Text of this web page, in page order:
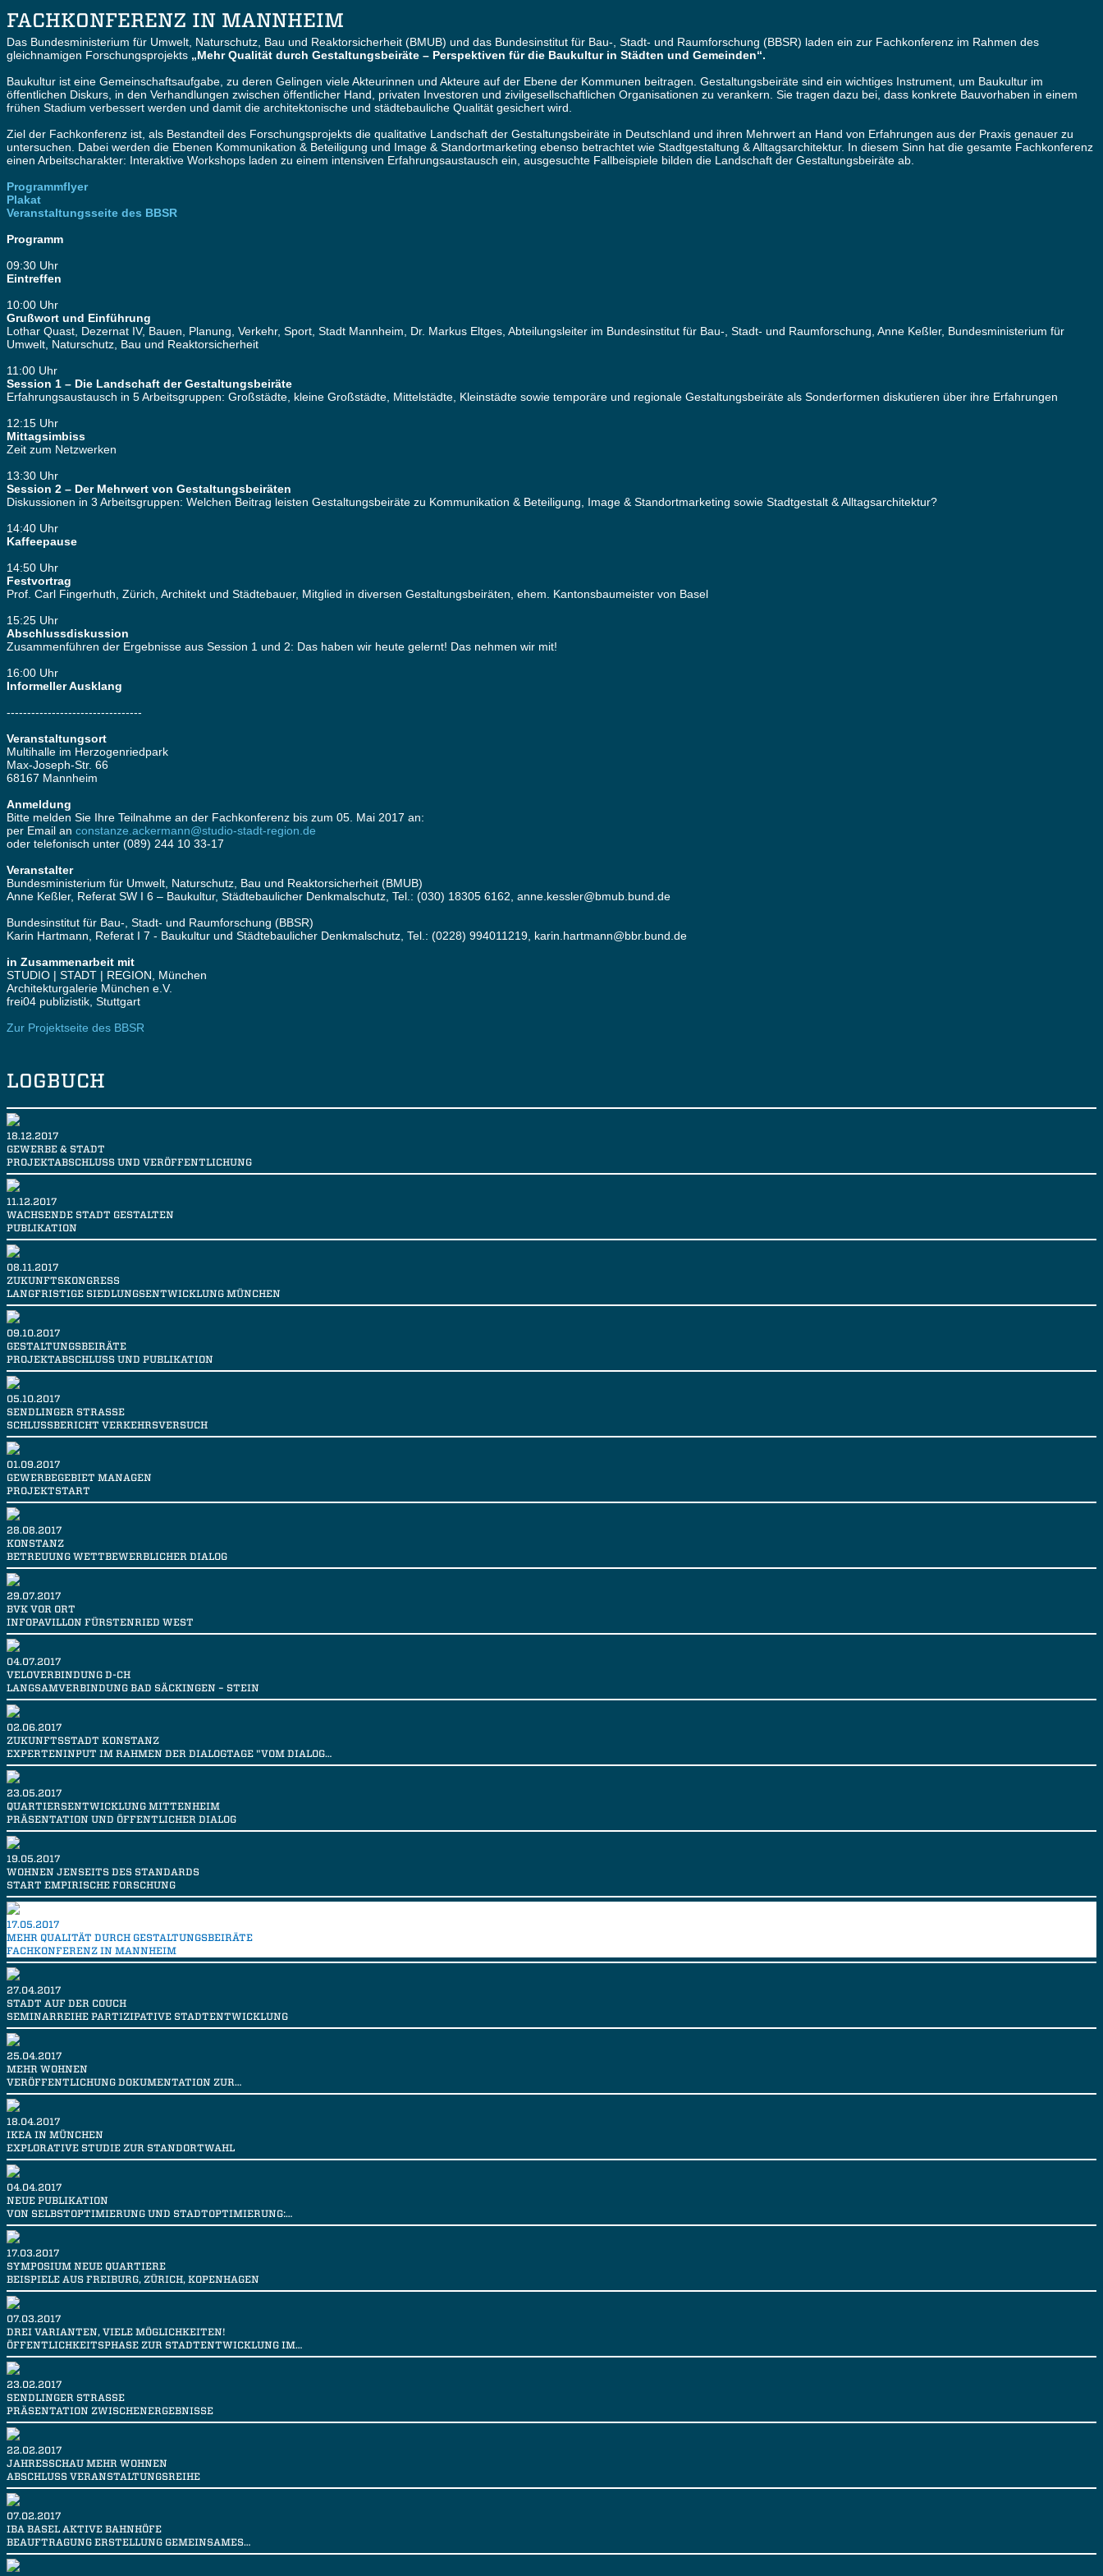
FACHKONFERENZ IN MANNHEIM
Das Bundesministerium für Umwelt, Naturschutz, Bau und Reaktorsicherheit (BMUB) und das Bundesinstitut für Bau-, Stadt- und Raumforschung (BBSR) laden ein zur Fachkonferenz im Rahmen des
gleichnamigen Forschungsprojekts „Mehr Qualität durch Gestaltungsbeiräte – Perspektiven für die Baukultur in Städten und Gemeinden“.
Baukultur ist eine Gemeinschaftsaufgabe, zu deren Gelingen viele Akteurinnen und Akteure auf der Ebene der Kommunen beitragen. Gestaltungsbeiräte sind ein wichtiges Instrument, um Baukultur im
öffentlichen Diskurs, in den Verhandlungen zwischen öffentlicher Hand, privaten Investoren und zivilgesellschaftlichen Organisationen zu verankern. Sie tragen dazu bei, dass konkrete Bauvorhaben in einem
frühen Stadium verbessert werden und damit die architektonische und städtebauliche Qualität gesichert wird.
Ziel der Fachkonferenz ist, als Bestandteil des Forschungsprojekts die qualitative Landschaft der Gestaltungsbeiräte in Deutschland und ihren Mehrwert an Hand von Erfahrungen aus der Praxis genauer zu
untersuchen. Dabei werden die Ebenen Kommunikation & Beteiligung und Image & Standortmarketing ebenso betrachtet wie Stadtgestaltung & Alltagsarchitektur. In diesem Sinn hat die gesamte Fachkonferenz
einen Arbeitscharakter: Interaktive Workshops laden zu einem intensiven Erfahrungsaustausch ein, ausgesuchte Fallbeispiele bilden die Landschaft der Gestaltungsbeiräte ab.
Programmflyer
Plakat
Veranstaltungsseite des BBSR
Programm
09:30 Uhr
Eintreffen
10:00 Uhr
Grußwort und Einführung
Lothar Quast, Dezernat IV, Bauen, Planung, Verkehr, Sport, Stadt Mannheim, Dr. Markus Eltges, Abteilungsleiter im Bundesinstitut für Bau-, Stadt- und Raumforschung, Anne Keßler, Bundesministerium für
Umwelt, Naturschutz, Bau und Reaktorsicherheit
11:00 Uhr
Session 1 – Die Landschaft der Gestaltungsbeiräte
Erfahrungsaustausch in 5 Arbeitsgruppen: Großstädte, kleine Großstädte, Mittelstädte, Kleinstädte sowie temporäre und regionale Gestaltungsbeiräte als Sonderformen diskutieren über ihre Erfahrungen
12:15 Uhr
Mittagsimbiss
Zeit zum Netzwerken
13:30 Uhr
Session 2 – Der Mehrwert von Gestaltungsbeiräten
Diskussionen in 3 Arbeitsgruppen: Welchen Beitrag leisten Gestaltungsbeiräte zu Kommunikation & Beteiligung, Image & Standortmarketing sowie Stadtgestalt & Alltagsarchitektur?
14:40 Uhr
Kaffeepause
14:50 Uhr
Festvortrag
Prof. Carl Fingerhuth, Zürich, Architekt und Städtebauer, Mitglied in diversen Gestaltungsbeiräten, ehem. Kantonsbaumeister von Basel
15:25 Uhr
Abschlussdiskussion
Zusammenführen der Ergebnisse aus Session 1 und 2: Das haben wir heute gelernt! Das nehmen wir mit!
16:00 Uhr
Informeller Ausklang
---------------------------------
Veranstaltungsort
Multihalle im Herzogenriedpark
Max-Joseph-Str. 66
68167 Mannheim
Anmeldung
Bitte melden Sie Ihre Teilnahme an der Fachkonferenz bis zum 05. Mai 2017 an:
per Email an constanze.ackermann@studio-stadt-region.de
oder telefonisch unter (089) 244 10 33-17
Veranstalter
Bundesministerium für Umwelt, Naturschutz, Bau und Reaktorsicherheit (BMUB)
Anne Keßler, Referat SW I 6 – Baukultur, Städtebaulicher Denkmalschutz, Tel.: (030) 18305 6162, anne.kessler@bmub.bund.de
Bundesinstitut für Bau-, Stadt- und Raumforschung (BBSR)
Karin Hartmann, Referat I 7 - Baukultur und Städtebaulicher Denkmalschutz, Tel.: (0228) 994011219, karin.hartmann@bbr.bund.de
in Zusammenarbeit mit
STUDIO | STADT | REGION, München
Architekturgalerie München e.V.
frei04 publizistik, Stuttgart
Zur Projektseite des BBSR
LOGBUCH
18.12.2017
GEWERBE & STADT
PROJEKTABSCHLUSS UND VERÖFFENTLICHUNG
11.12.2017
WACHSENDE STADT GESTALTEN
PUBLIKATION
08.11.2017
ZUKUNFTSKONGRESS
LANGFRISTIGE SIEDLUNGSENTWICKLUNG MÜNCHEN
09.10.2017
GESTALTUNGSBEIRÄTE
PROJEKTABSCHLUSS UND PUBLIKATION
05.10.2017
SENDLINGER STRASSE
SCHLUSSBERICHT VERKEHRSVERSUCH
01.09.2017
GEWERBEGEBIET MANAGEN
PROJEKTSTART
28.08.2017
KONSTANZ
BETREUUNG WETTBEWERBLICHER DIALOG
29.07.2017
BVK VOR ORT
INFOPAVILLON FÜRSTENRIED WEST
04.07.2017
VELOVERBINDUNG D-CH
LANGSAMVERBINDUNG BAD SÄCKINGEN – STEIN
02.06.2017
ZUKUNFTSSTADT KONSTANZ
EXPERTENINPUT IM RAHMEN DER DIALOGTAGE "VOM DIALOG…
23.05.2017
QUARTIERSENTWICKLUNG MITTENHEIM
PRÄSENTATION UND ÖFFENTLICHER DIALOG
19.05.2017
WOHNEN JENSEITS DES STANDARDS
START EMPIRISCHE FORSCHUNG
17.05.2017
MEHR QUALITÄT DURCH GESTALTUNGSBEIRÄTE
FACHKONFERENZ IN MANNHEIM
27.04.2017
STADT AUF DER COUCH
SEMINARREIHE PARTIZIPATIVE STADTENTWICKLUNG
25.04.2017
MEHR WOHNEN
VERÖFFENTLICHUNG DOKUMENTATION ZUR…
18.04.2017
IKEA IN MÜNCHEN
EXPLORATIVE STUDIE ZUR STANDORTWAHL
04.04.2017
NEUE PUBLIKATION
VON SELBSTOPTIMIERUNG UND STADTOPTIMIERUNG:…
17.03.2017
SYMPOSIUM NEUE QUARTIERE
BEISPIELE AUS FREIBURG, ZÜRICH, KOPENHAGEN
07.03.2017
DREI VARIANTEN, VIELE MÖGLICHKEITEN!
ÖFFENTLICHKEITSPHASE ZUR STADTENTWICKLUNG IM…
23.02.2017
SENDLINGER STRASSE
PRÄSENTATION ZWISCHENERGEBNISSE
22.02.2017
JAHRESSCHAU MEHR WOHNEN
ABSCHLUSS VERANSTALTUNGSREIHE
07.02.2017
IBA BASEL AKTIVE BAHNHÖFE
BEAUFTRAGUNG ERSTELLUNG GEMEINSAMES…